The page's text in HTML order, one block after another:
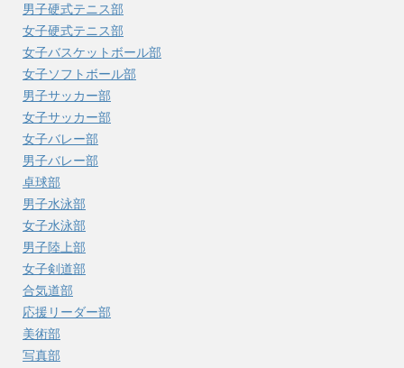
男子硬式テニス部
女子硬式テニス部
女子バスケットボール部
女子ソフトボール部
男子サッカー部
女子サッカー部
女子バレー部
男子バレー部
卓球部
男子水泳部
女子水泳部
男子陸上部
女子剣道部
合気道部
応援リーダー部
美術部
写真部